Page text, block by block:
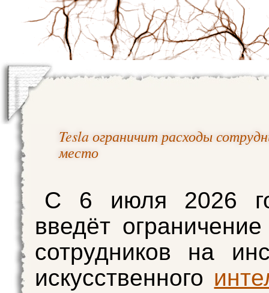
Tesla ограничит расходы
место
С 6 июля 2026
введёт
сотрудников на
искусственного